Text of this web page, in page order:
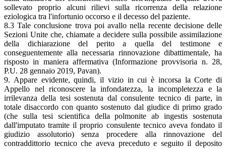
sollevato proprio alcuni rilievi sulla ricorrenza della relazione
eziologica tra l'infortunio occorso e il decesso del paziente.
8.3 Tale conclusione trova poi avallo nella recente decisione delle
Sezioni Unite che, chiamate a decidere sulla possibile assimilazione
della dichiarazione del perito a quella del testimone e
conseguentemente alla necessaria rinnovazione dibattimentale, ha
risposto in maniera affermativa (Informazione provvisoria n. 28,
P.U. 28 gennaio 2019, Pavan).
9. Appare evidente, quindi, il vizio in cui è incorsa la Corte di
Appello nel riconoscere la infondatezza, la incompletezza e la
irrilevanza della tesi sostenuta dal consulente tecnico di parte, in
totale disaccordo con quanto sostenuto dal giudice di primo grado
(che sulla tesi scientifica della polmonite ab ingestis sostenuta
dall'imputato tramite il proprio consulente tecnico aveva fondato il
giudizio assolutorio) senza procedere alla rinnovazione del
contraddittorio tecnico che aveva preceduto e seguito il deposito